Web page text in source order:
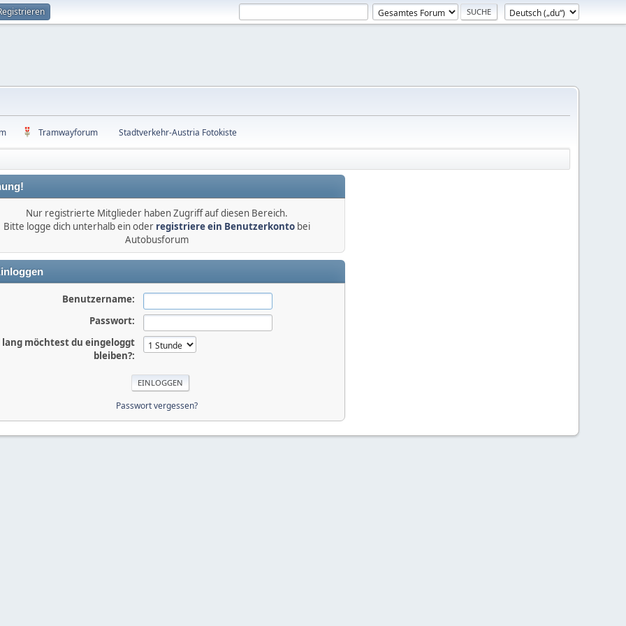
Tramwayforum Stadtverkehr-Austria Fotokiste
Nur registrierte Mitglieder haben Zugriff auf diesen Bereich.
Bitte logge dich unterhalb ein oder registriere ein Benutzerkontobei
Autobusforum
Benutzername:
Passwort:
lang möchtest du eingeloggt
bleiben?:
Passwort vergessen?